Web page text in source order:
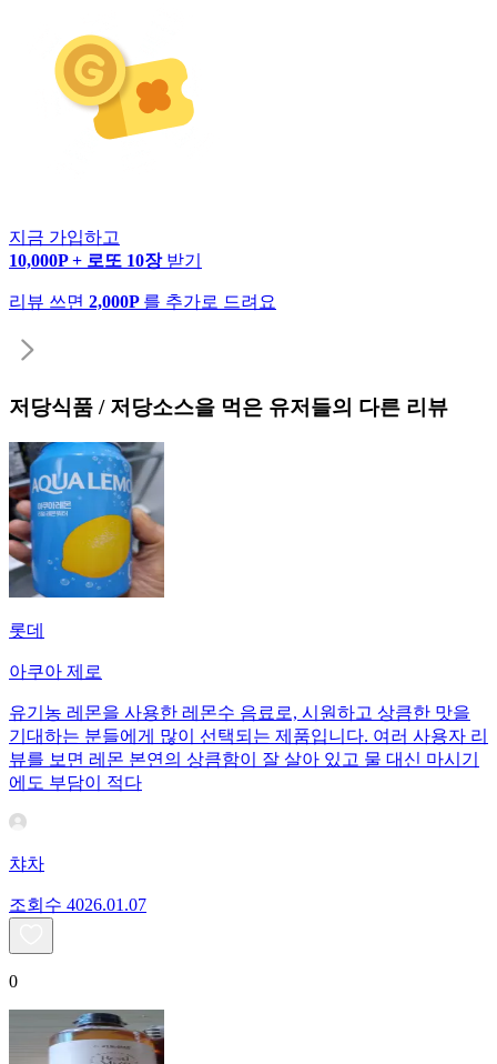
지금 가입하고
10,000P + 로또 10장 받기
리뷰 쓰면 2,000P 를 추가로 드려요
저당식품 / 저당소스을 먹은 유저들의 다른 리뷰
롯데
아쿠아 제로
유기농 레몬을 사용한 레몬수 음료로, 시원하고 상큼한 맛을
기대하는 분들에게 많이 선택되는 제품입니다. 여러 사용자 리
뷰를 보면 레몬 본연의 상큼함이 잘 살아 있고 물 대신 마시기
에도 부담이 적다
챠차
조회수 4026.01.07
0